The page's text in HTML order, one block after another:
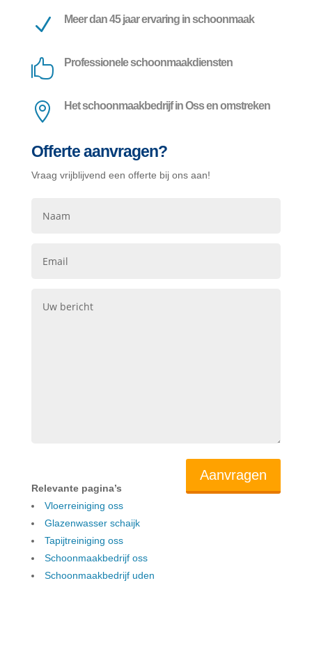
N Meer dan 45 jaar ervaring in schoonmaak
 Professionele schoonmaakdiensten
 Het schoonmaakbedrijf in Oss en omstreken
Offerte aanvragen?
Vraag vrijblijvend een offerte bij ons aan!
Relevante pagina’s
Vloerreiniging oss
Glazenwasser schaijk
Tapijtreiniging oss
Schoonmaakbedrijf oss
Schoonmaakbedrijf uden